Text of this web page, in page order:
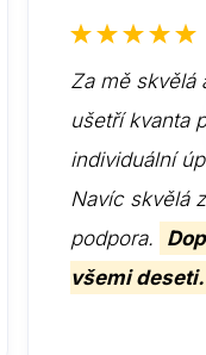
Za mě skvělá
ušetří kvanta
individuální
Navíc skvělá
podpora.
všemi deseti.